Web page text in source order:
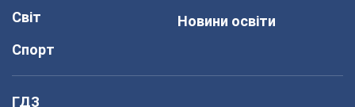
Світ
Спорт
Новини освіти
ГДЗ